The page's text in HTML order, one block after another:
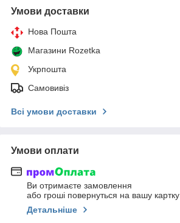
Умови доставки
Нова Пошта
Магазини Rozetka
Укрпошта
Самовивіз
Всі умови доставки
Умови оплати
Ви отримаєте замовлення
або гроші повернуться на вашу картку
Детальніше